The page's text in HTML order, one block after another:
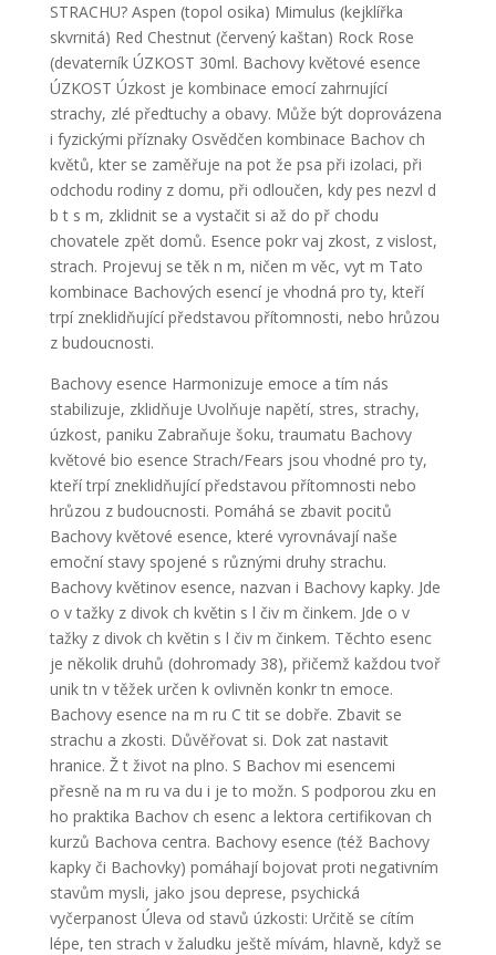
STRACHU? Aspen (topol osika) Mimulus (kejklířka
skvrnitá) Red Chestnut (červený kaštan) Rock Rose
(devaterník ÚZKOST 30ml. Bachovy květové esence
ÚZKOST Úzkost je kombinace emocí zahrnující
strachy, zlé předtuchy a obavy. Může být doprovázena
i fyzickými příznaky Osvědčen kombinace Bachov ch
květů, kter se zaměřuje na pot že psa při izolaci, při
odchodu rodiny z domu, při odloučen, kdy pes nezvl d
b t s m, zklidnit se a vystačit si až do př chodu
chovatele zpět domů. Esence pokr vaj zkost, z vislost,
strach. Projevuj se těk n m, ničen m věc, vyt m Tato
kombinace Bachových esencí je vhodná pro ty, kteří
trpí zneklidňující představou přítomnosti, nebo hrůzou
z budoucnosti.
Bachovy esence Harmonizuje emoce a tím nás
stabilizuje, zklidňuje Uvolňuje napětí, stres, strachy,
úzkost, paniku Zabraňuje šoku, traumatu Bachovy
květové bio esence Strach/Fears jsou vhodné pro ty,
kteří trpí zneklidňující představou přítomnosti nebo
hrůzou z budoucnosti. Pomáhá se zbavit pocitů
Bachovy květové esence, které vyrovnávají naše
emoční stavy spojené s různými druhy strachu.
Bachovy květinov esence, nazvan i Bachovy kapky. Jde
o v tažky z divok ch květin s l čiv m činkem. Jde o v
tažky z divok ch květin s l čiv m činkem. Těchto esenc
je několik druhů (dohromady 38), přičemž každou tvoř
unik tn v těžek určen k ovlivněn konkr tn emoce.
Bachovy esence na m ru C tit se dobře. Zbavit se
strachu a zkosti. Důvěřovat si. Dok zat nastavit
hranice. Ž t život na plno. S Bachov mi esencemi
přesně na m ru va du i je to možn. S podporou zku en
ho praktika Bachov ch esenc a lektora certifikovan ch
kurzů Bachova centra. Bachovy esence (též Bachovy
kapky či Bachovky) pomáhají bojovat proti negativním
stavům mysli, jako jsou deprese, psychická
vyčerpanost Úleva od stavů úzkosti: Určitě se cítím
lépe, ten strach v žaludku ještě mívám, hlavně, když se